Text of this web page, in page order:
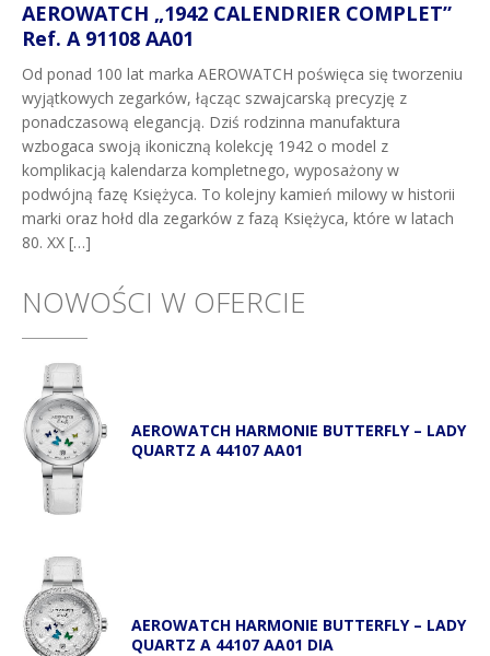
AEROWATCH „1942 CALENDRIER COMPLET”
Ref. A 91108 AA01
Od ponad 100 lat marka AEROWATCH poświęca się tworzeniu
wyjątkowych zegarków, łącząc szwajcarską precyzję z
ponadczasową elegancją. Dziś rodzinna manufaktura
wzbogaca swoją ikoniczną kolekcję 1942 o model z
komplikacją kalendarza kompletnego, wyposażony w
podwójną fazę Księżyca. To kolejny kamień milowy w historii
marki oraz hołd dla zegarków z fazą Księżyca, które w latach
80. XX […]
NOWOŚCI W OFERCIE
AEROWATCH HARMONIE BUTTERFLY – LADY
QUARTZ A 44107 AA01
AEROWATCH HARMONIE BUTTERFLY – LADY
QUARTZ A 44107 AA01 DIA